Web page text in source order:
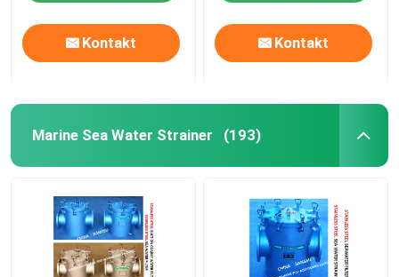
Kontakt Kontakt
Marine Sea Water Strainer (193)